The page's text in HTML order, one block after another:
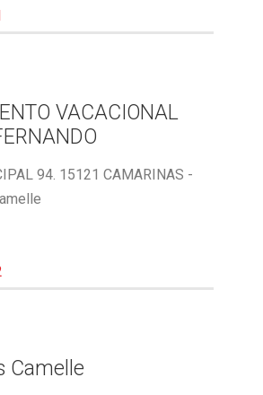
VACACIONAL
94. 15121 CAMARINAS -
Camelle